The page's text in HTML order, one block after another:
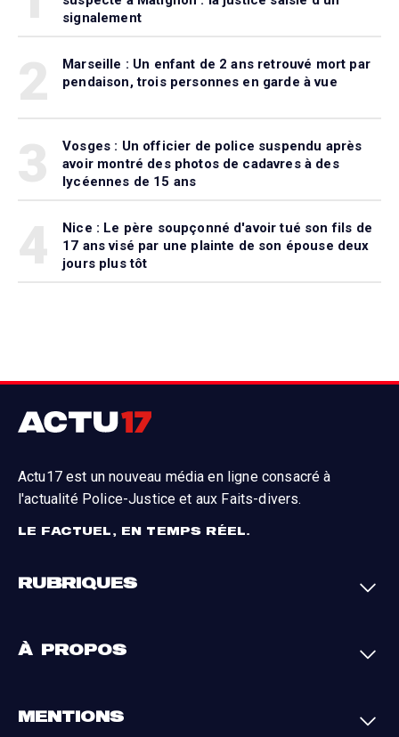
signalement
Marseille : Un enfant de 2 ans retrouvé mort par
pendaison, trois personnes en garde à vue
Vosges : Un officier de police suspendu après
avoir montré des photos de cadavres à des
lycéennes de 15 ans
Nice : Le père soupçonné d'avoir tué son fils de
17 ans visé par une plainte de son épouse deux
jours plus tôt
Actu17 est un nouveau média en ligne consacré à
l'actualité Police-Justice et aux Faits-divers.
LE FACTUEL, EN TEMPS RÉEL.
RUBRIQUES
Par région
À PROPOS
MENTIONS